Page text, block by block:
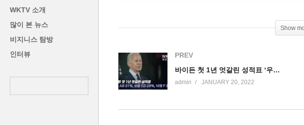
WKTV 소개
많이 본 뉴스
비지니스 탐방
인터뷰
Show
PREV
바이든 첫 1년 엇갈린 성적표 ‘우수 AB 31%, 보통 CD 29%, 낙제 F 37%’
admin JANUARY 20, 2022